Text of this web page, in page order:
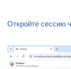
Откройте сессию